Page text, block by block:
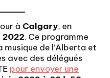
à Calgary, en
2022. Ce programme
de l’Alberta et
avec des délégués
pour envoyer une